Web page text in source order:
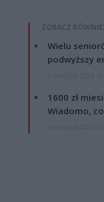
ZOBACZ
Wielu
podwyższy
1600 zł
Wiadomo,